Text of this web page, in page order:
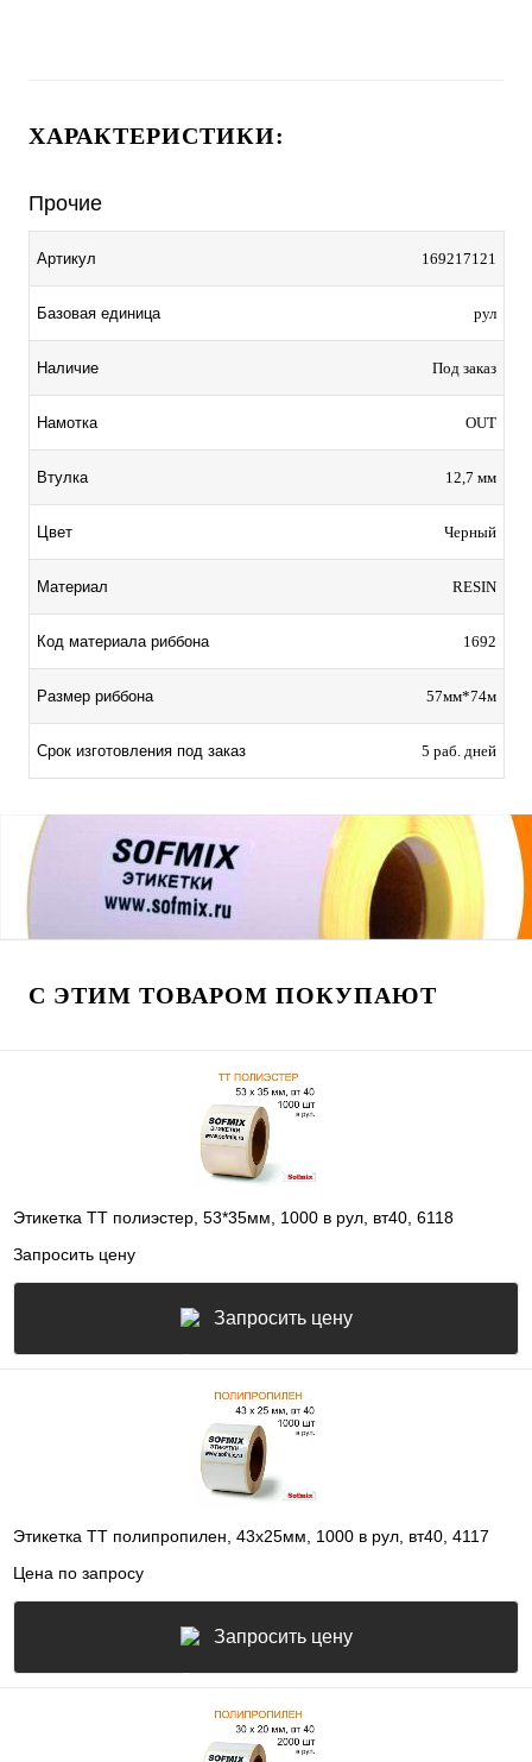
ХАРАКТЕРИСТИКИ:
Прочие
Артикул 169217121
Базовая единица рул
Наличие Под заказ
Намотка OUT
Втулка 12,7 мм
Цвет Черный
Материал RESIN
Код материала риббона 1692
Размер риббона 57мм*74м
Срок изготовления под заказ 5 раб. дней
С ЭТИМ ТОВАРОМ ПОКУПАЮТ
Этикетка ТТ полиэстер, 53*35мм, 1000 в рул, вт40, 6118
Запросить цену
Запросить цену
Этикетка ТТ полипропилен, 43х25мм, 1000 в рул, вт40, 4117
Цена по запросу
Запросить цену